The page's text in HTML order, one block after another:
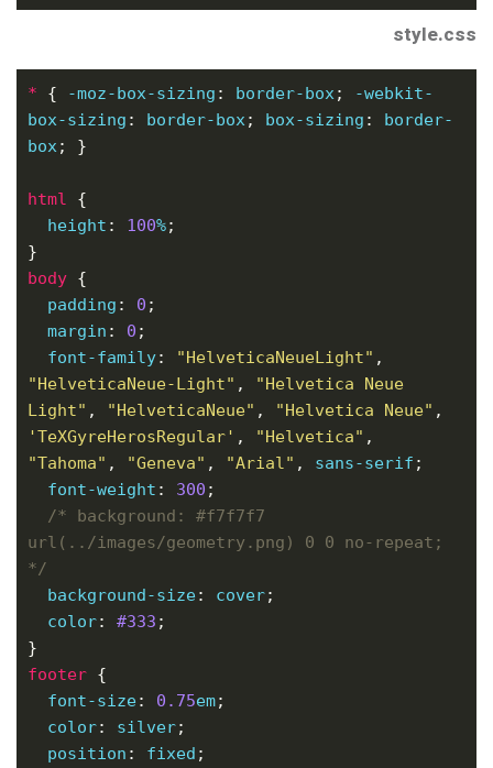
style.css
* { -moz-box-sizing : border-box;
-webkit-
box-sizing : border-box; box-sizing : border-
box
html
height : 100%
body
padding : 0
margin : 0
font-family: "HelveticaNeueLight"
"HelveticaNeue-Light" ,
"Helvetica Neue
Light" , "HelveticaNeue" , "Helvetica Neue"
'TeXGyreHerosRegular' , "Helvetica"
"Tahoma" , "Geneva" , "Arial" , sans-serif
font-weight : 300
/* background: #f7f7f7
url(../images/geometry.png) 0 0 no-repeat;
*/
background-size: cover
color: #333
footer
font-size: 0.75em
color: silver
position : fixed